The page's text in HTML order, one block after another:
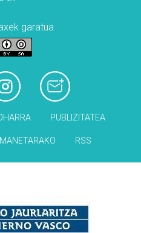
garatua
PUBLIZITATEA
RSS